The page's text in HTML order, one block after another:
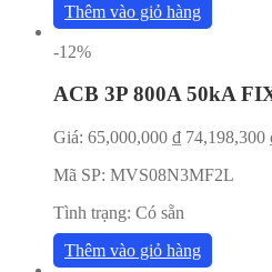
Thêm vào giỏ hàng
-12%
ACB 3P 800A 50kA
Giá: 65,000,000 ₫ 74,198,300
Mã SP: MVS08N3MF2L
Tình trạng: Có sẵn
Thêm vào giỏ hàng